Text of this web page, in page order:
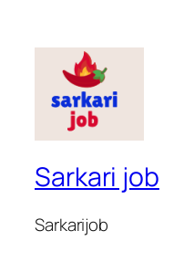
Sarkari job
Sarkarijob